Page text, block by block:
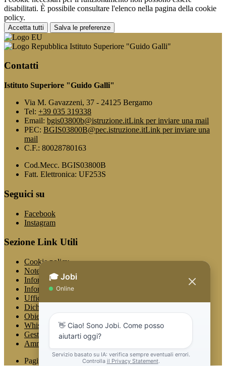
disabilitati. È possibile consultare l'elenco nella pagina della cookie
policy.
Accetta tutti Salva le preferenze
Istituto Superiore "Guido Galli"
Contatti
Istituto Superiore "Guido Galli"
Via M. Gavazzeni, 37 - 24125 Bergamo
Tel: +39 035 319338
Email: bgis03800b@istruzione.itLink per inviare una mail
PEC: BGIS03800B@pec.istruzione.itLink per inviare una
mail
C.F.: 80028780163
Cod.Mecc. BGIS03800B
Fatt. Elettronica: UF253S
Seguici su
Facebook
Instagram
Sezione Link Utili
Cookie policy
Note legali
Informativa Privacy
Informativa Privacy chatbot Jobi
Ufficio Relazioni con il Pubblico
Dichiarazione di accessibilità
Obiettivi di accessibilità
Whistleblowing
Gestione consensi cookie
Amministrazione trasparente
Pagina visualizzata674volte